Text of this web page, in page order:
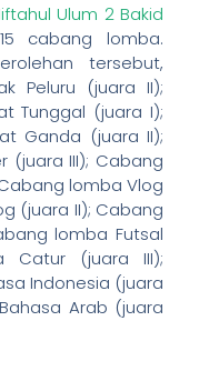
Ulum 2 Bakid
cabang lomba.
tersebut,
Peluru (juara II);
Tunggal (juara I);
Ganda (juara II);
(juara III); Cabang
lomba Vlog
(juara II); Cabang
lomba Futsal
Catur (juara III);
Indonesia (juara
Arab (juara